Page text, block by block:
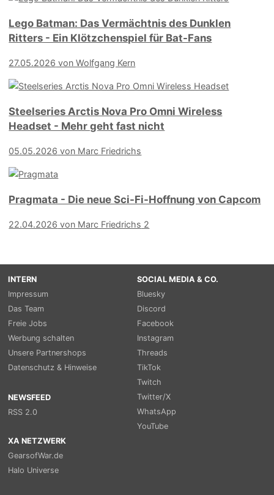
Lego Batman: Das Vermächtnis des Dunklen
Ritters - Ein Klötzchenspiel für Bat-Fans
27.05.2026 von Wolfgang Kern
Steelseries Arctis Nova Pro Omni Wireless
Headset - Mehr geht fast nicht
05.05.2026 von Marc Friedrichs
Pragmata - Die neue Sci-Fi-Hoffnung von Capcom
22.04.2026 von Marc Friedrichs 2
INTERN
Impressum
Das Team
Freie Jobs
Werbung schalten
Unsere Partnershops
Datenschutz & Hinweise
NEWSFEED
RSS 2.0
SOCIAL MEDIA & CO.
Bluesky
Discord
Facebook
Instagram
Threads
TikTok
Twitch
Twitter/X
WhatsApp
YouTube
XA NETZWERK
GearsofWar.de
Halo Universe